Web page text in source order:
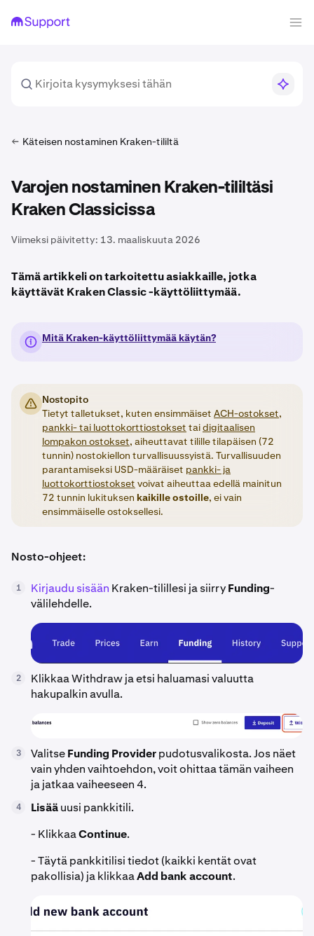
Käteisen nostaminen Kraken-tililtä
Varojen nostaminen Kraken-tililtäsi
Kraken Classicissa
Viimeksi päivitetty: 13. maaliskuuta 2026
Tämä artikkeli on tarkoitettu asiakkaille, jotka
käyttävät Kraken Classic -käyttöliittymää.
Mitä Kraken-käyttöliittymää käytän?
Nostopito
Tietyt talletukset, kuten ensimmäiset ACH-ostokset,
pankki- tai luottokorttiostokset taidigitaalisen
lompakon ostokset, aiheuttavat tilille tilapäisen (72
tunnin) nostokiellon turvallisuussyistä. Turvallisuuden
parantamiseksi USD-määräiset pankki- ja
luottokorttiostokset voivat aiheuttaa edellä mainitun
72 tunnin lukituksen kaikilleostoille, ei vain
ensimmäiselle ostoksellesi.
Nosto-ohjeet:
1 Kirjaudu sisään Kraken-tilillesi ja siirryFunding-
välilehdelle.
2
Klikkaa Withdraw ja etsi haluamasi valuutta
hakupalkin avulla.
3 ValitseFunding Providerpudotusvalikosta. Jos näet
vain yhden vaihtoehdon, voit ohittaa tämän vaiheen
ja jatkaa vaiheeseen 4.
4 Lisääuusi pankkitili.
- KlikkaaContinue.
- Täytä pankkitilisi tiedot (kaikki kentät ovat
pakollisia) ja klikkaaAdd bank account.